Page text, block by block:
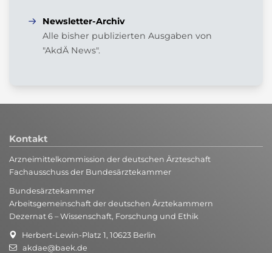
Newsletter-Archiv
Alle bisher publizierten Ausgaben von
"AkdÄ News".
Kontakt
Arzneimittelkommission der deutschen Ärzteschaft
Fachausschuss der Bundesärztekammer
Bundesärztekammer
Arbeitsgemeinschaft der deutschen Ärztekammern
Dezernat 6 – Wissenschaft, Forschung und Ethik
Herbert-Lewin-Platz 1, 10623 Berlin
akdae@baek.de